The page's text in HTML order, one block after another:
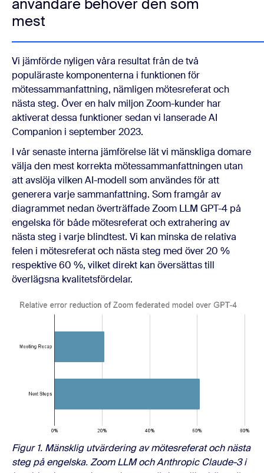
användare behöver den som
mest
Vi jämförde nyligen våra resultat från de två
populäraste komponenterna i funktionen för
mötessammanfattning, nämligen mötesreferat och
nästa steg. Över en halv miljon Zoom-kunder har
aktiverat dessa funktioner sedan vi lanserade AI
Companion i september 2023.
I vår senaste interna jämförelse lät vi mänskliga domare
välja den mest korrekta mötessammanfattningen utan
att avslöja vilken AI-modell som användes för att
generera varje sammanfattning. Som framgår av
diagrammet nedan överträffade Zoom LLM GPT-4 på
engelska för både mötesreferat och extrahering av
nästa steg i varje blindtest. Vi kan minska de relativa
felen i mötesreferat och nästa steg med över 20 %
respektive 60 %, vilket direkt kan översättas till
överlägsna kvalitetsfördelar.
Figur 1. Mänsklig utvärdering av mötesreferat och nästa
steg på engelska. Zoom LLM och Anthropic Claude-3 i